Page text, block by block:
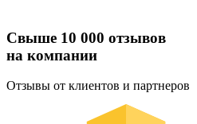
Свыше 10 000 отзывов
на компании
Отзывы от клиентов и партнеров